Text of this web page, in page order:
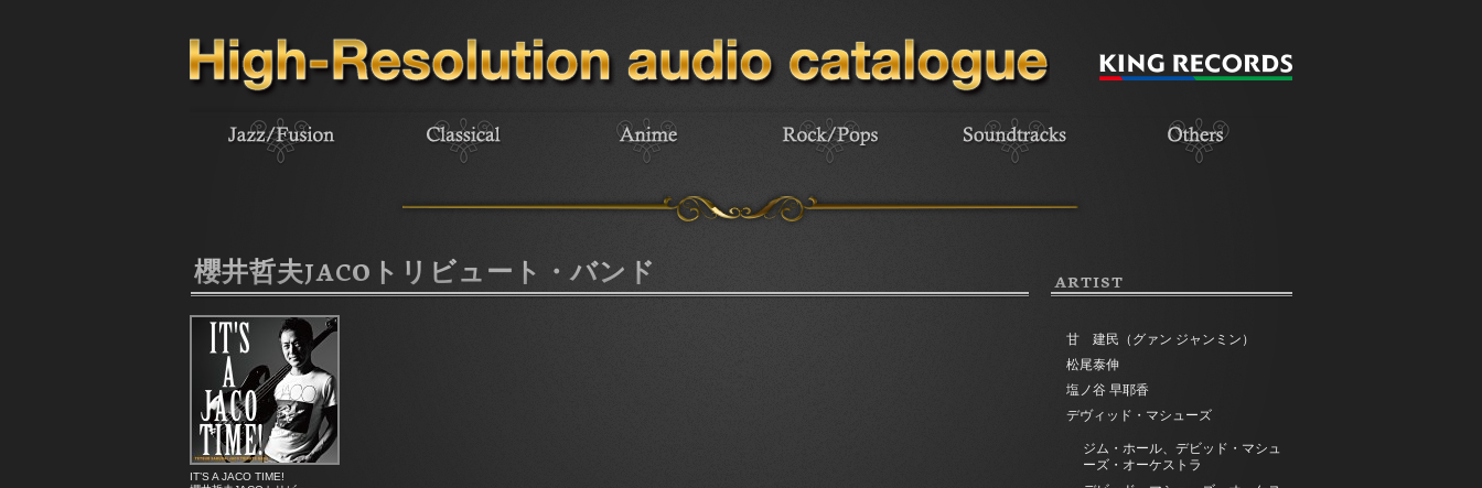
櫻井哲夫JACOトリビュート・バンド
IT’S A JACO TIME!
ARTIST
甘 建民（グァン ジャンミン）
松尾泰伸
塩ノ谷 早耶香
デヴィッド・マシューズ
ジム・ホール、デビッド・マシュ
ーズ・オーケストラ